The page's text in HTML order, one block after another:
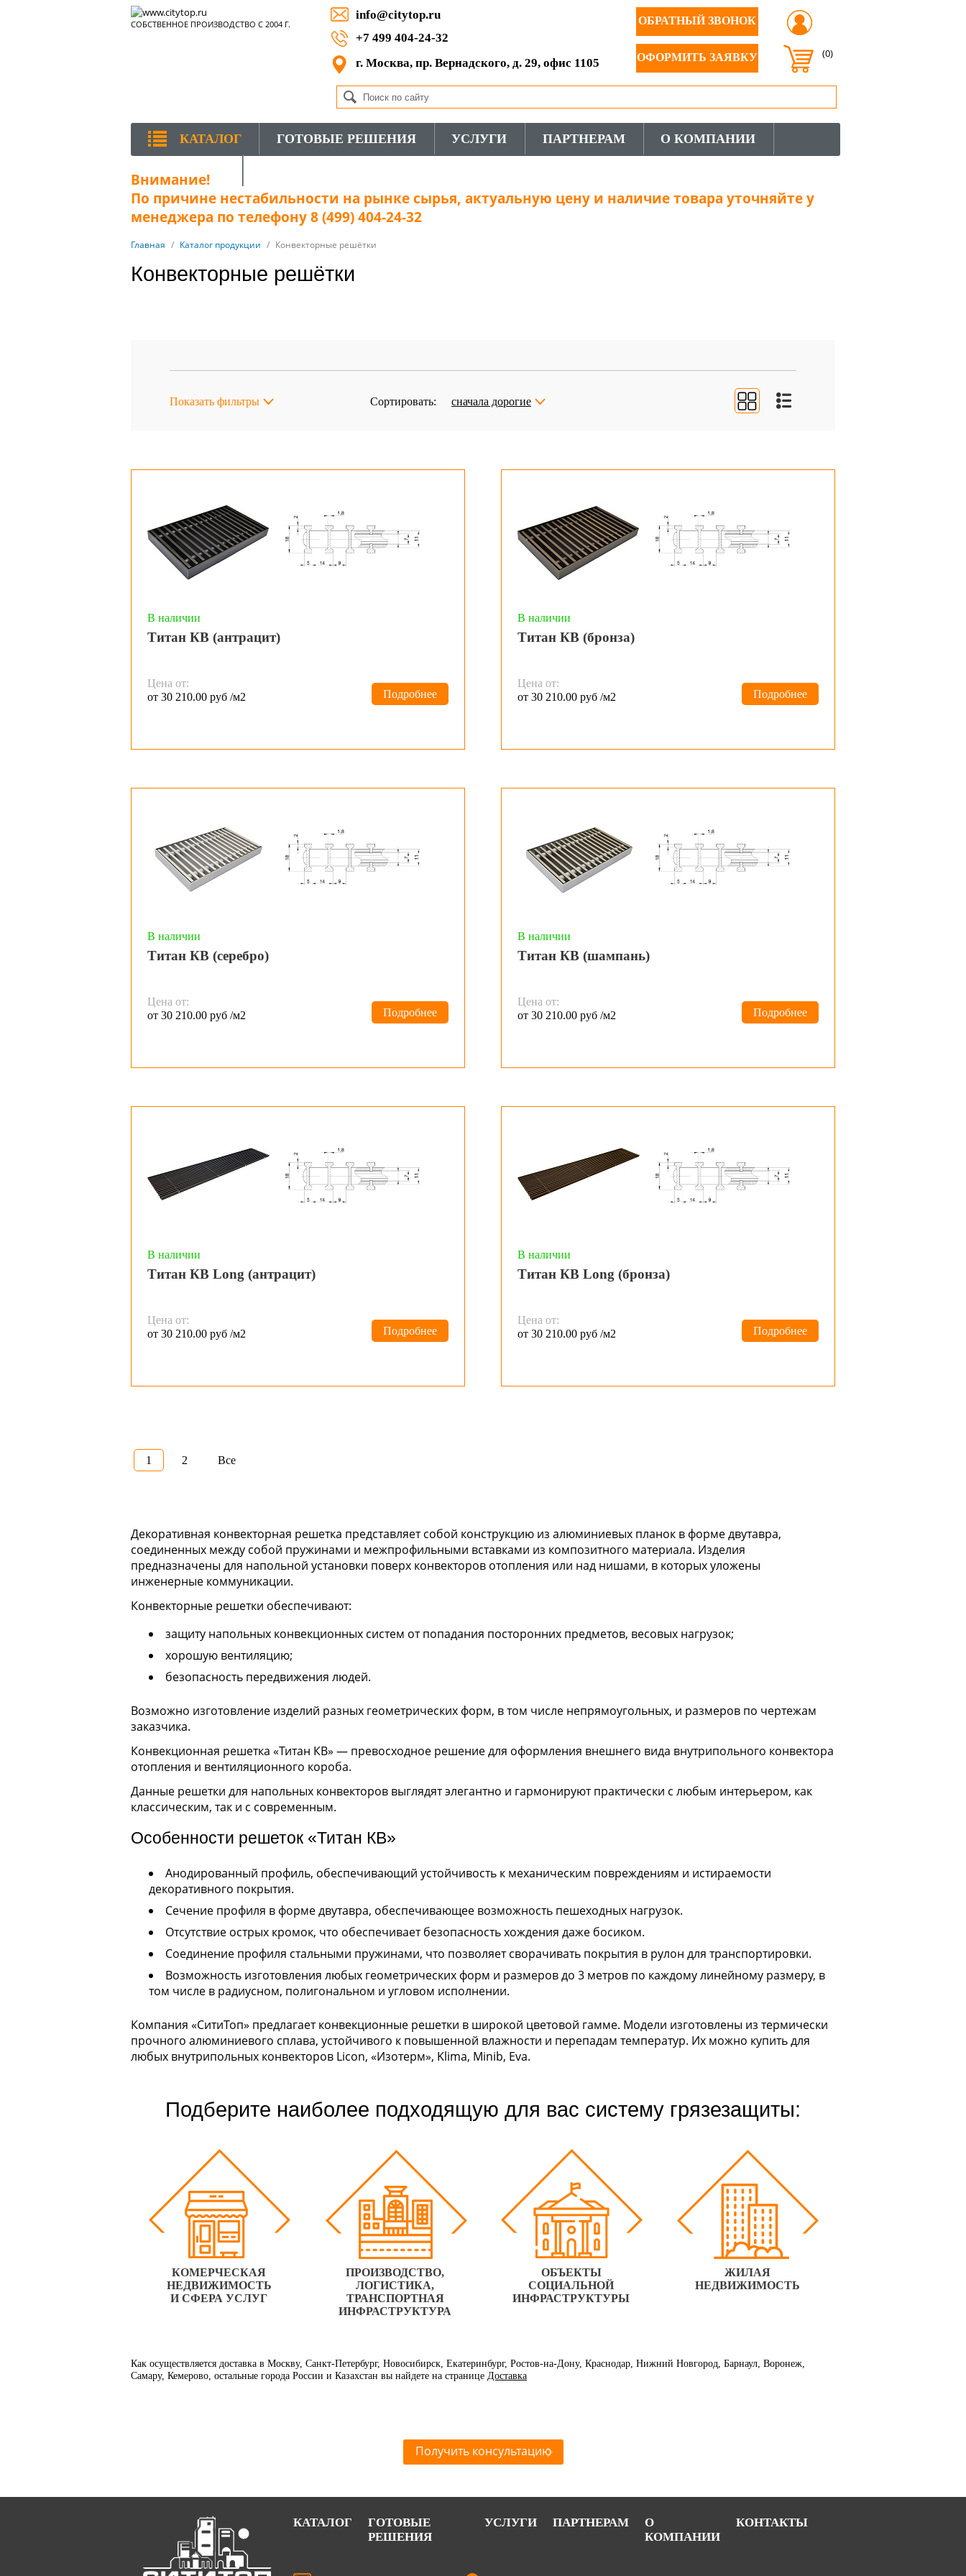
СОБСТВЕННОЕ ПРОИЗВОДСТВО С 2004 Г.
info@citytop.ru
+7 499 404-24-32
г. Москва, пр. Вернадского, д. 29, офис 1105
КАТАЛОГ ГОТОВЫЕ РЕШЕНИЯ УСЛУГИ ПАРТНЕРАМ О КОМПАНИИ
ОБРАТНЫЙ ЗВОНОК
ОФОРМИТЬ ЗАЯВКУ (0)
Внимание!
По причине нестабильности на рынке сырья, актуальную цену и наличие товара уточняйте у
менеджера по телефону 8 (499) 404-24-32
Главная / Каталог продукции / Конвекторные решётки
Конвекторные решётки
Показать фильтры Сортировать: сначала дорогие
В наличии
Титан КВ (антрацит)
Цена от:
от 30 210.00 руб /м2
Подробнее
В наличии
Титан КВ (бронза)
Цена от:
от 30 210.00 руб /м2
Подробнее
В наличии
Титан КВ (серебро)
Цена от:
от 30 210.00 руб /м2
Подробнее
В наличии
Титан КВ (шампань)
Цена от:
от 30 210.00 руб /м2
Подробнее
В наличии
Титан КВ Long (антрацит)
Цена от:
от 30 210.00 руб /м2
Подробнее
В наличии
Титан КВ Long (бронза)
Цена от:
от 30 210.00 руб /м2
Подробнее
1 2 Все
Декоративная конвекторная решетка представляет собой конструкцию из алюминиевых планок в форме двутавра,
соединенных между собой пружинами и межпрофильными вставками из композитного материала. Изделия
предназначены для напольной установки поверх конвекторов отопления или над нишами, в которых уложены
инженерные коммуникации.
Конвекторные решетки обеспечивают:
защиту напольных конвекционных систем от попадания посторонних предметов, весовых нагрузок;
хорошую вентиляцию;
безопасность передвижения людей.
Возможно изготовление изделий разных геометрических форм, в том числе непрямоугольных, и размеров по чертежам
заказчика.
Конвекционная решетка «Титан КВ» — превосходное решение для оформления внешнего вида внутрипольного конвектора
отопления и вентиляционного короба.
Данные решетки для напольных конвекторов выглядят элегантно и гармонируют практически с любым интерьером, как
классическим, так и с современным.
Особенности решеток «Титан КВ»
Анодированный профиль, обеспечивающий устойчивость к механическим повреждениям и истираемости
декоративного покрытия.
Сечение профиля в форме двутавра, обеспечивающее возможность пешеходных нагрузок.
Отсутствие острых кромок, что обеспечивает безопасность хождения даже босиком.
Соединение профиля стальными пружинами, что позволяет сворачивать покрытия в рулон для транспортировки.
Возможность изготовления любых геометрических форм и размеров до 3 метров по каждому линейному размеру, в
том числе в радиусном, полигональном и угловом исполнении.
Компания «СитиТоп» предлагает конвекционные решетки в широкой цветовой гамме. Модели изготовлены из термически
прочного алюминиевого сплава, устойчивого к повышенной влажности и перепадам температур. Их можно купить для
любых внутрипольных конвекторов Licon, «Изотерм», Klima, Minib, Eva.
Подберите наиболее подходящую для вас систему грязезащиты:
КОМЕРЧЕСКАЯ
НЕДВИЖИМОСТЬ
И СФЕРА УСЛУГ
ПРОИЗВОДСТВО,
ЛОГИСТИКА,
ТРАНСПОРТНАЯ
ИНФРАСТРУКТУРА
ОБЪЕКТЫ
СОЦИАЛЬНОЙ
ИНФРАСТРУКТУРЫ
ЖИЛАЯ
НЕДВИЖИМОСТЬ
Как осуществляется доставка в Москву, Санкт-Петербург, Новосибирск, Екатеринбург, Ростов-на-Дону, Краснодар, Нижний Новгород, Барнаул, Воронеж,
Самару, Кемерово, остальные города России и Казахстан вы найдете на странице Доставка
Получить консультацию
КАТАЛОГ
ГОТОВЫЕ
РЕШЕНИЯ
УСЛУГИ ПАРТНЕРАМ
О
КОМПАНИИ
КОНТАКТЫ